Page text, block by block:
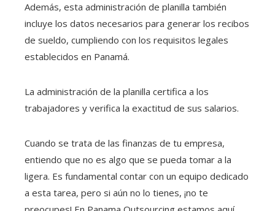
Además, esta administración de planilla también
incluye los datos necesarios para generar los recibos
de sueldo, cumpliendo con los requisitos legales
establecidos en Panamá.
La administración de la planilla certifica a los
trabajadores y verifica la exactitud de sus salarios.
Cuando se trata de las finanzas de tu empresa,
entiendo que no es algo que se pueda tomar a la
ligera. Es fundamental contar con un equipo dedicado
a esta tarea, pero si aún no lo tienes, ¡no te